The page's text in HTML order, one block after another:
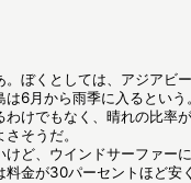
。ぼくとしては、アジアビ
は6月から雨季に入るとい
けでもなく、晴れの比率
そうだ。
けど、ウインドサーファー
料金が30パーセントほど安